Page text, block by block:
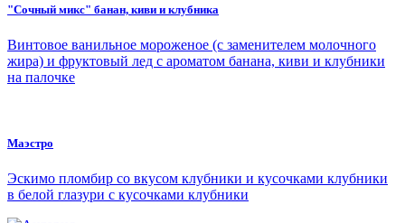
"Сочный микс" банан, киви и клубника
Винтовое ванильное мороженое (с заменителем молочного
жира) и фруктовый лед с ароматом банана, киви и клубники
на палочке
Маэстро
Эскимо пломбир со вкусом клубники и кусочками клубники
в белой глазури с кусочками клубники